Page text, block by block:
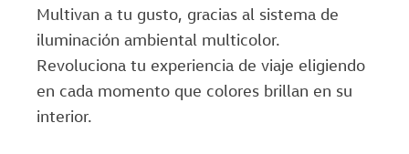
Multivan a tu gusto, gracias al sistema de
iluminación ambiental multicolor.
Revoluciona tu experiencia de viaje eligiendo
en cada momento que colores brillan en su
interior.